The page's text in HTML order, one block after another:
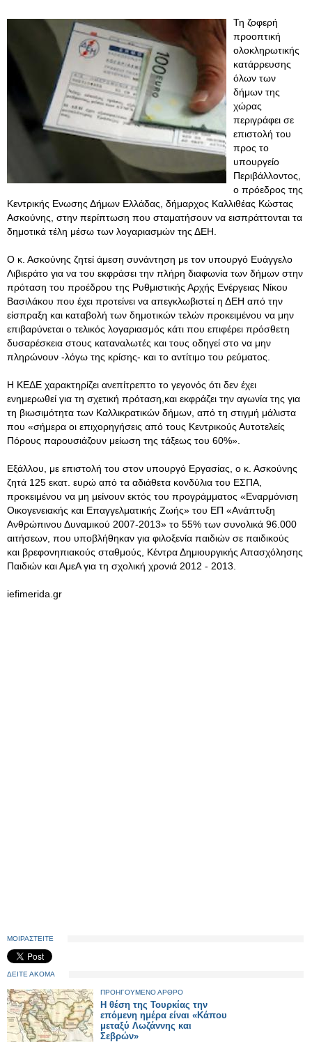
Τη ζοφερή
προοπτική
ολοκληρωτικής
κατάρρευσης
όλων των
δήμων της
χώρας
περιγράφει σε
επιστολή του
προς το
υπουργείο
Περιβάλλοντος,
ο πρόεδρος της
Κεντρικής Ενωσης Δήμων Ελλάδας, δήμαρχος Καλλιθέας Κώστας
Ασκούνης, στην περίπτωση που σταματήσουν να εισπράττονται τα
δημοτικά τέλη μέσω των λογαριασμών της ΔΕΗ.
Ο κ. Ασκούνης ζητεί άμεση συνάντηση με τον υπουργό Ευάγγελο
Λιβιεράτο για να του εκφράσει την πλήρη διαφωνία των δήμων στην
πρόταση του προέδρου της Ρυθμιστικής Αρχής Ενέργειας Νίκου
Βασιλάκου που έχει προτείνει να απεγκλωβιστεί η ΔΕΗ από την
είσπραξη και καταβολή των δημοτικών τελών προκειμένου να μην
επιβαρύνεται ο τελικός λογαριασμός κάτι που επιφέρει πρόσθετη
δυσαρέσκεια στους καταναλωτές και τους οδηγεί στο να μην
πληρώνουν -λόγω της κρίσης- και το αντίτιμο του ρεύματος.
Η ΚΕΔΕ χαρακτηρίζει ανεπίτρεπτο το γεγονός ότι δεν έχει
ενημερωθεί για τη σχετική πρόταση,και εκφράζει την αγωνία της για
τη βιωσιμότητα των Καλλικρατικών δήμων, από τη στιγμή μάλιστα
που «σήμερα οι επιχορηγήσεις από τους Κεντρικούς Αυτοτελείς
Πόρους παρουσιάζουν μείωση της τάξεως του 60%».
Εξάλλου, με επιστολή του στον υπουργό Εργασίας, ο κ. Ασκούνης
ζητά 125 εκατ. ευρώ από τα αδιάθετα κονδύλια του ΕΣΠΑ,
προκειμένου να μη μείνουν εκτός του προγράμματος «Εναρμόνιση
Οικογενειακής και Επαγγελματικής Ζωής» του ΕΠ «Ανάπτυξη
Ανθρώπινου Δυναμικού 2007-2013» το 55% των συνολικά 96.000
αιτήσεων, που υποβλήθηκαν για φιλοξενία παιδιών σε παιδικούς
και βρεφονηπιακούς σταθμούς, Κέντρα Δημιουργικής Απασχόλησης
Παιδιών και ΑμεΑ για τη σχολική χρονιά 2012 - 2013.
iefimerida.gr
ΜΟΙΡΑΣΤΕΙΤΕ
ΔΕΙΤΕ ΑΚΟΜΑ
ΠΡΟΗΓΟΥΜΕΝΟ ΑΡΘΡΟ
H θέση της Τουρκίας την
επόμενη ημέρα είναι «Κάπου
μεταξύ Λωζάννης και
Σεβρών»